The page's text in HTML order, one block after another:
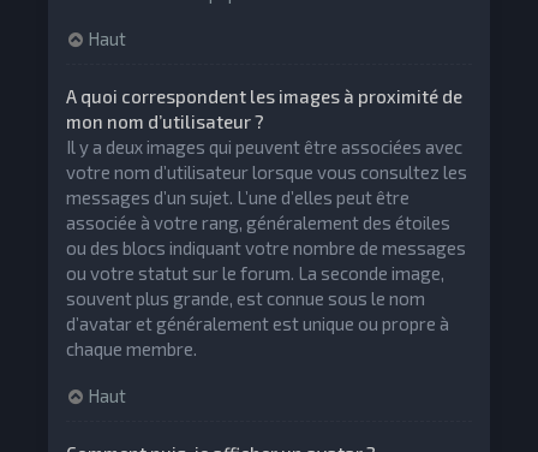
Haut
A quoi correspondent les images à proximité de
mon nom d’utilisateur ?
Il y a deux images qui peuvent être associées avec
votre nom d’utilisateur lorsque vous consultez les
messages d’un sujet. L’une d’elles peut être
associée à votre rang, généralement des étoiles
ou des blocs indiquant votre nombre de messages
ou votre statut sur le forum. La seconde image,
souvent plus grande, est connue sous le nom
d’avatar et généralement est unique ou propre à
chaque membre.
Haut